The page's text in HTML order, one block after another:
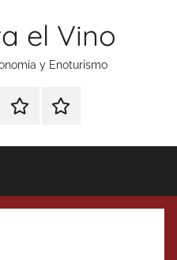
el Vino
y Enoturismo
RankingContacto